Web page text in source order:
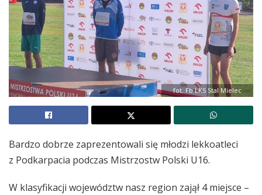
fot. Fb LKS Stal Mielec
Bardzo dobrze zaprezentowali się młodzi lekkoatleci
z Podkarpacia podczas Mistrzostw Polski U16.
W klasyfikacji województw nasz region zajął 4 miejsce –